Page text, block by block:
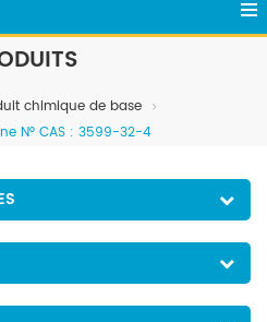
chimique de base
N° CAS : 3599-32-4